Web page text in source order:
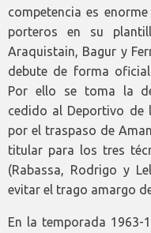
competencia es
porteros en su
Araquistain, Bagur y
debute de forma
Por ello se toma la
cedido al Deportivo de
por el traspaso de
titular para los tres
(Rabassa, Rodrigo y
evitar el trago amargo
En la temporada